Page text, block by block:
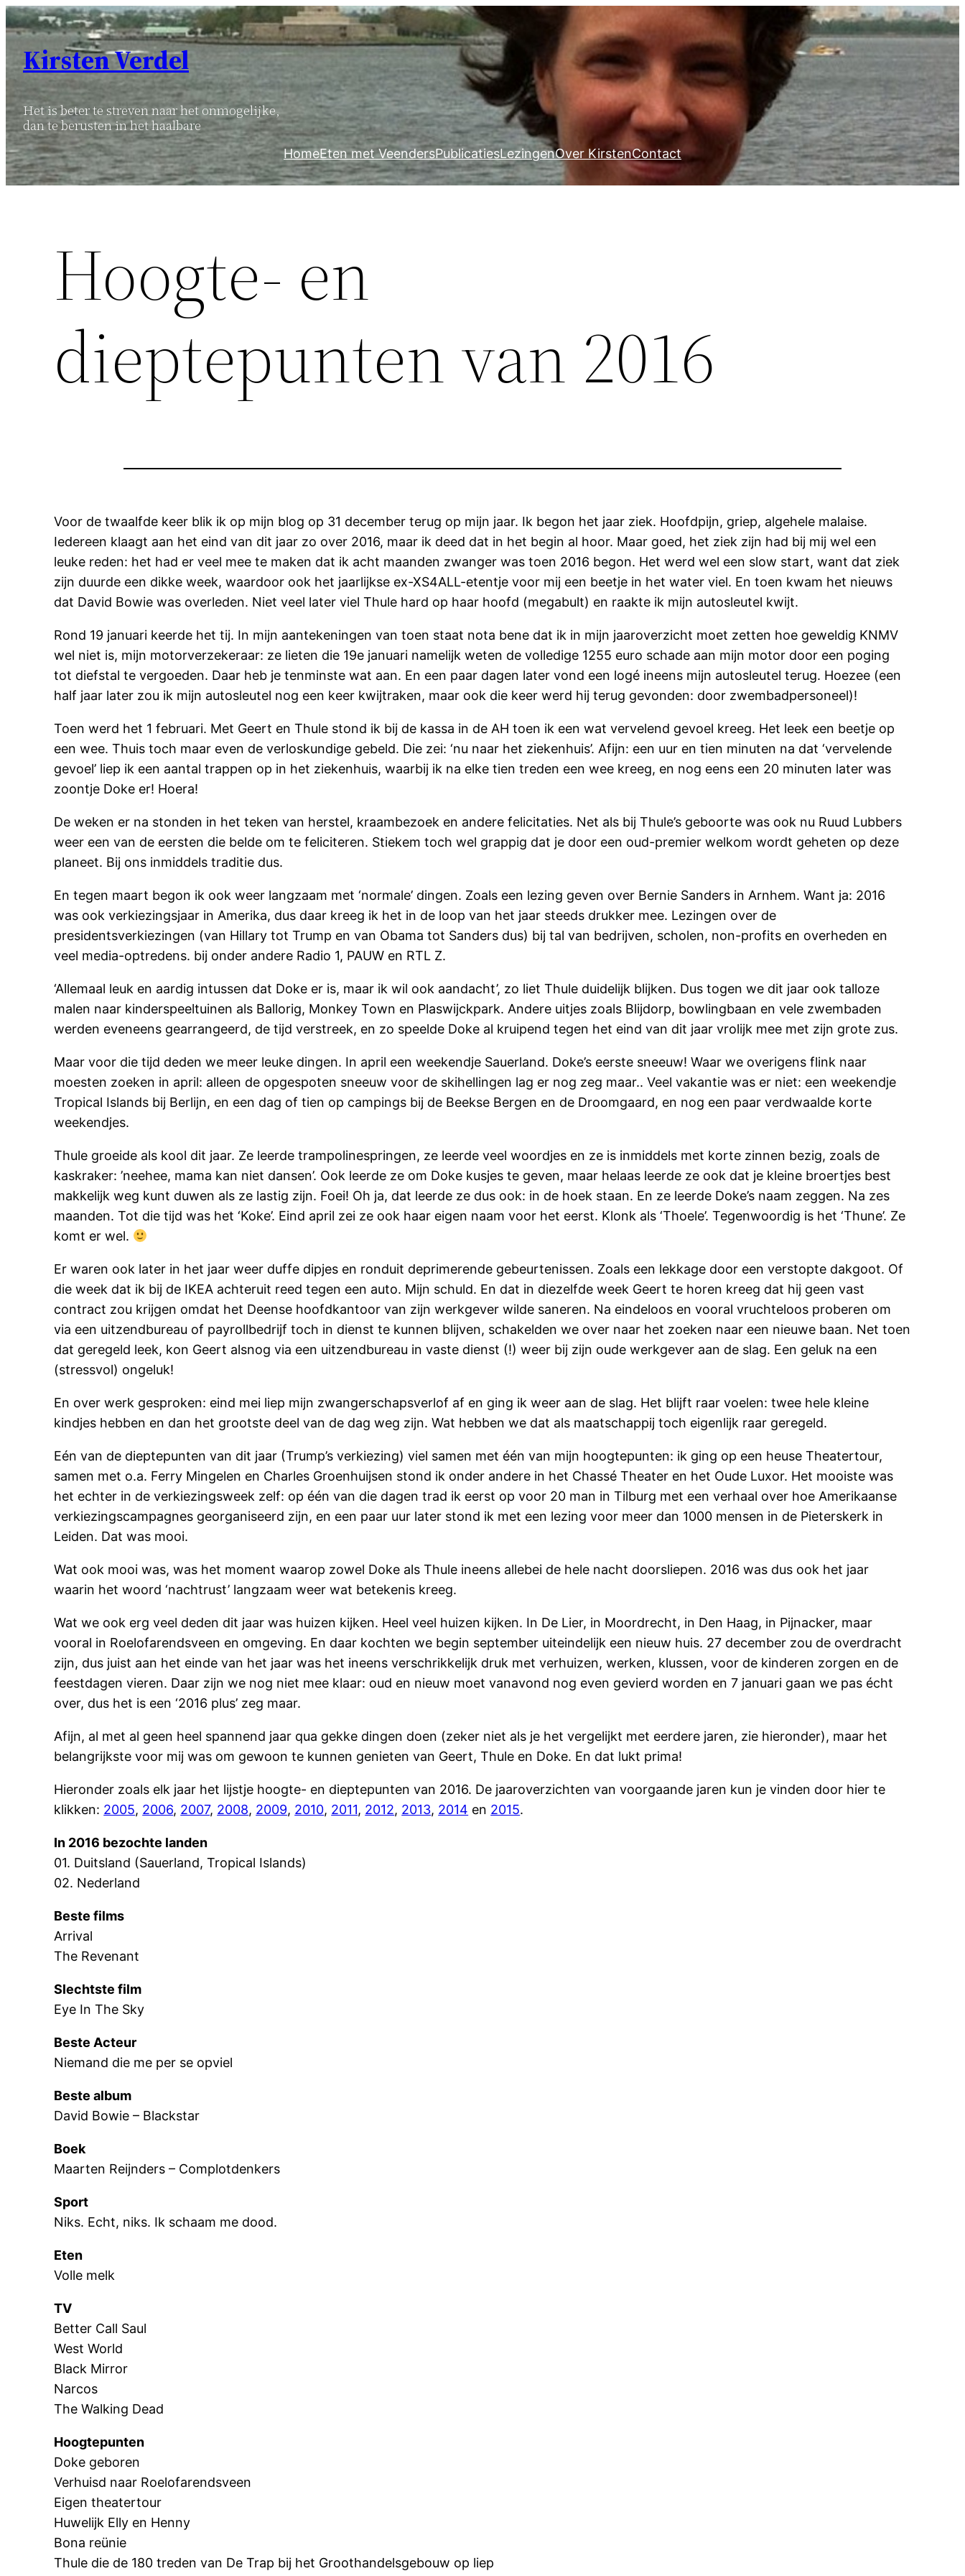
Ga
naar
inhoud
Kirsten Verdel
Het is beter te streven naar het onmogelijke,
dan te berusten in het haalbare
HomeEten met VeendersPublicatiesLezingenOver KirstenContact
Hoogte- en
dieptepunten van 2016
Voor de twaalfde keer blik ik op mijn blog op 31 december terug op mijn jaar. Ik begon het jaar ziek. Hoofdpijn, griep, algehele malaise.
Iedereen klaagt aan het eind van dit jaar zo over 2016, maar ik deed dat in het begin al hoor. Maar goed, het ziek zijn had bij mij wel een
leuke reden: het had er veel mee te maken dat ik acht maanden zwanger was toen 2016 begon. Het werd wel een slow start, want dat ziek
zijn duurde een dikke week, waardoor ook het jaarlijkse ex-XS4ALL-etentje voor mij een beetje in het water viel. En toen kwam het nieuws
dat David Bowie was overleden. Niet veel later viel Thule hard op haar hoofd (megabult) en raakte ik mijn autosleutel kwijt.
Rond 19 januari keerde het tij. In mijn aantekeningen van toen staat nota bene dat ik in mijn jaaroverzicht moet zetten hoe geweldig KNMV
wel niet is, mijn motorverzekeraar: ze lieten die 19e januari namelijk weten de volledige 1255 euro schade aan mijn motor door een poging
tot diefstal te vergoeden. Daar heb je tenminste wat aan. En een paar dagen later vond een logé ineens mijn autosleutel terug. Hoezee (een
half jaar later zou ik mijn autosleutel nog een keer kwijtraken, maar ook die keer werd hij terug gevonden: door zwembadpersoneel)!
Toen werd het 1 februari. Met Geert en Thule stond ik bij de kassa in de AH toen ik een wat vervelend gevoel kreeg. Het leek een beetje op
een wee. Thuis toch maar even de verloskundige gebeld. Die zei: ‘nu naar het ziekenhuis’. Afijn: een uur en tien minuten na dat ‘vervelende
gevoel’ liep ik een aantal trappen op in het ziekenhuis, waarbij ik na elke tien treden een wee kreeg, en nog eens een 20 minuten later was
zoontje Doke er! Hoera!
De weken er na stonden in het teken van herstel, kraambezoek en andere felicitaties. Net als bij Thule’s geboorte was ook nu Ruud Lubbers
weer een van de eersten die belde om te feliciteren. Stiekem toch wel grappig dat je door een oud-premier welkom wordt geheten op deze
planeet. Bij ons inmiddels traditie dus.
En tegen maart begon ik ook weer langzaam met ‘normale’ dingen. Zoals een lezing geven over Bernie Sanders in Arnhem. Want ja: 2016
was ook verkiezingsjaar in Amerika, dus daar kreeg ik het in de loop van het jaar steeds drukker mee. Lezingen over de
presidentsverkiezingen (van Hillary tot Trump en van Obama tot Sanders dus) bij tal van bedrijven, scholen, non-profits en overheden en
veel media-optredens. bij onder andere Radio 1, PAUW en RTL Z.
‘Allemaal leuk en aardig intussen dat Doke er is, maar ik wil ook aandacht’, zo liet Thule duidelijk blijken. Dus togen we dit jaar ook talloze
malen naar kinderspeeltuinen als Ballorig, Monkey Town en Plaswijckpark. Andere uitjes zoals Blijdorp, bowlingbaan en vele zwembaden
werden eveneens gearrangeerd, de tijd verstreek, en zo speelde Doke al kruipend tegen het eind van dit jaar vrolijk mee met zijn grote zus.
Maar voor die tijd deden we meer leuke dingen. In april een weekendje Sauerland. Doke’s eerste sneeuw! Waar we overigens flink naar
moesten zoeken in april: alleen de opgespoten sneeuw voor de skihellingen lag er nog zeg maar.. Veel vakantie was er niet: een weekendje
Tropical Islands bij Berlijn, en een dag of tien op campings bij de Beekse Bergen en de Droomgaard, en nog een paar verdwaalde korte
weekendjes.
Thule groeide als kool dit jaar. Ze leerde trampolinespringen, ze leerde veel woordjes en ze is inmiddels met korte zinnen bezig, zoals de
kaskraker: ’neehee, mama kan niet dansen’. Ook leerde ze om Doke kusjes te geven, maar helaas leerde ze ook dat je kleine broertjes best
makkelijk weg kunt duwen als ze lastig zijn. Foei! Oh ja, dat leerde ze dus ook: in de hoek staan. En ze leerde Doke’s naam zeggen. Na zes
maanden. Tot die tijd was het ‘Koke’. Eind april zei ze ook haar eigen naam voor het eerst. Klonk als ‘Thoele’. Tegenwoordig is het ‘Thune’. Ze
komt er wel.
Er waren ook later in het jaar weer duffe dipjes en ronduit deprimerende gebeurtenissen. Zoals een lekkage door een verstopte dakgoot. Of
die week dat ik bij de IKEA achteruit reed tegen een auto. Mijn schuld. En dat in diezelfde week Geert te horen kreeg dat hij geen vast
contract zou krijgen omdat het Deense hoofdkantoor van zijn werkgever wilde saneren. Na eindeloos en vooral vruchteloos proberen om
via een uitzendbureau of payrollbedrijf toch in dienst te kunnen blijven, schakelden we over naar het zoeken naar een nieuwe baan. Net toen
dat geregeld leek, kon Geert alsnog via een uitzendbureau in vaste dienst (!) weer bij zijn oude werkgever aan de slag. Een geluk na een
(stressvol) ongeluk!
En over werk gesproken: eind mei liep mijn zwangerschapsverlof af en ging ik weer aan de slag. Het blijft raar voelen: twee hele kleine
kindjes hebben en dan het grootste deel van de dag weg zijn. Wat hebben we dat als maatschappij toch eigenlijk raar geregeld.
Eén van de dieptepunten van dit jaar (Trump’s verkiezing) viel samen met één van mijn hoogtepunten: ik ging op een heuse Theatertour,
samen met o.a. Ferry Mingelen en Charles Groenhuijsen stond ik onder andere in het Chassé Theater en het Oude Luxor. Het mooiste was
het echter in de verkiezingsweek zelf: op één van die dagen trad ik eerst op voor 20 man in Tilburg met een verhaal over hoe Amerikaanse
verkiezingscampagnes georganiseerd zijn, en een paar uur later stond ik met een lezing voor meer dan 1000 mensen in de Pieterskerk in
Leiden. Dat was mooi.
Wat ook mooi was, was het moment waarop zowel Doke als Thule ineens allebei de hele nacht doorsliepen. 2016 was dus ook het jaar
waarin het woord ‘nachtrust’ langzaam weer wat betekenis kreeg.
Wat we ook erg veel deden dit jaar was huizen kijken. Heel veel huizen kijken. In De Lier, in Moordrecht, in Den Haag, in Pijnacker, maar
vooral in Roelofarendsveen en omgeving. En daar kochten we begin september uiteindelijk een nieuw huis. 27 december zou de overdracht
zijn, dus juist aan het einde van het jaar was het ineens verschrikkelijk druk met verhuizen, werken, klussen, voor de kinderen zorgen en de
feestdagen vieren. Daar zijn we nog niet mee klaar: oud en nieuw moet vanavond nog even gevierd worden en 7 januari gaan we pas écht
over, dus het is een ‘2016 plus’ zeg maar.
Afijn, al met al geen heel spannend jaar qua gekke dingen doen (zeker niet als je het vergelijkt met eerdere jaren, zie hieronder), maar het
belangrijkste voor mij was om gewoon te kunnen genieten van Geert, Thule en Doke. En dat lukt prima!
Hieronder zoals elk jaar het lijstje hoogte- en dieptepunten van 2016. De jaaroverzichten van voorgaande jaren kun je vinden door hier te
klikken: 2005, 2006, 2007, 2008, 2009, 2010, 2011, 2012, 2013, 2014 en 2015.
In 2016 bezochte landen
01. Duitsland (Sauerland, Tropical Islands)
02. Nederland
Beste films
Arrival
The Revenant
Slechtste film
Eye In The Sky
Beste Acteur
Niemand die me per se opviel
Beste album
David Bowie – Blackstar
Boek
Maarten Reijnders – Complotdenkers
Sport
Niks. Echt, niks. Ik schaam me dood.
Eten
Volle melk
TV
Better Call Saul
West World
Black Mirror
Narcos
The Walking Dead
Hoogtepunten
Doke geboren
Verhuisd naar Roelofarendsveen
Eigen theatertour
Huwelijk Elly en Henny
Bona reünie
Thule die de 180 treden van De Trap bij het Groothandelsgebouw op liep